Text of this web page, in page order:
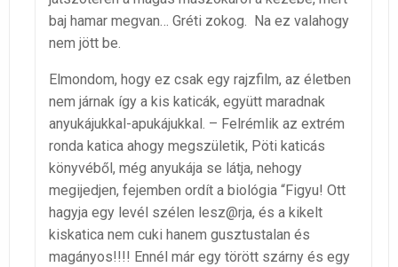
baj hamar megvan… Gréti zokog. Na ez valahogy
nem jött be.
Elmondom, hogy ez csak egy rajzfilm, az életben
nem járnak így a kis katicák, együtt maradnak
anyukájukkal-apukájukkal. – Felrémlik az extrém
ronda katica ahogy megszületik, Pöti katicás
könyvéből, még anyukája se látja, nehogy
megijedjen, fejemben ordít a biológia “Figyu! Ott
hagyja egy levél szélen lesz@rja, és a kikelt
kiskatica nem cuki hanem gusztustalan és
magányos!!!! Ennél már egy törött szárny és egy